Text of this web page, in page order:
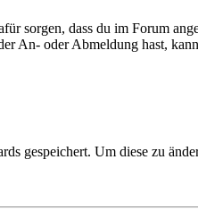
sorgen, dass du im Forum
An- oder Abmeldung hast,
gespeichert. Um diese zu